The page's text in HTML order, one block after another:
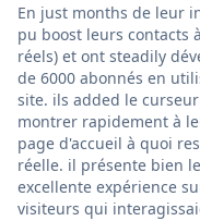
En just months de leur
pu boost leurs contacts
réels) et ont steadily
de 6000 abonnés en
site. ils added le
montrer rapidement à
page d'accueil à quoi
réelle. il présente bien
excellente expérience
visiteurs qui